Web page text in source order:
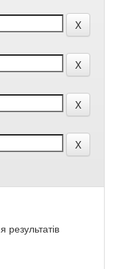
результатів